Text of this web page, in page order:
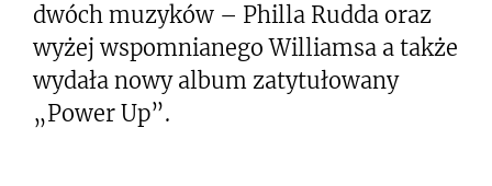
dwóch muzyków – Philla Rudda oraz
wyżej wspomnianego Williamsa a także
wydała nowy album zatytułowany
„Power Up”.